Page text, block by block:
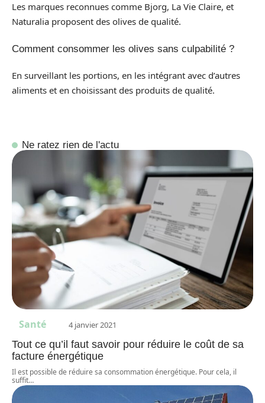
Les marques reconnues comme Bjorg, La Vie Claire, et
Naturalia proposent des olives de qualité.
Comment consommer les olives sans culpabilité ?
En surveillant les portions, en les intégrant avec d’autres
aliments et en choisissant des produits de qualité.
Ne ratez rien de l'actu
Santé 4 janvier 2021
Tout ce qu’il faut savoir pour réduire le coût de sa
facture énergétique
Il est possible de réduire sa consommation énergétique. Pour cela, il
suffit…